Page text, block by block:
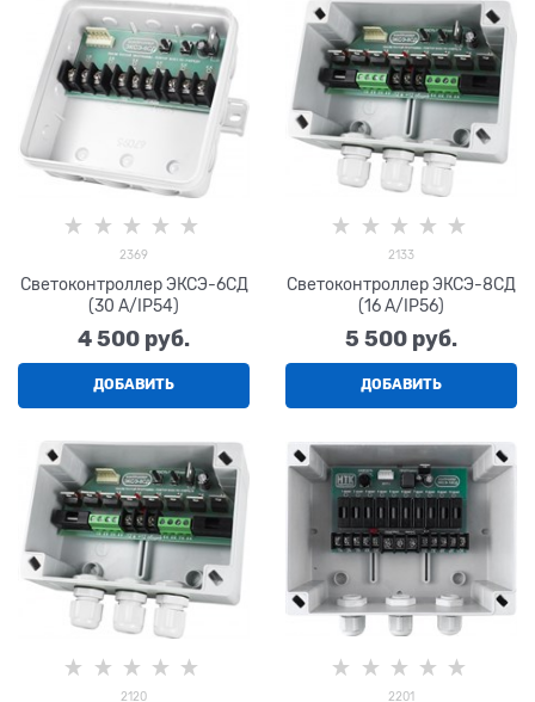
2369
Светоконтроллер ЭКСЭ-6СД
(30 А/IP54)
4 500 руб.
ДОБАВИТЬ
2133
Светоконтроллер ЭКСЭ-8СД
(16 А/IP56)
5 500 руб.
ДОБАВИТЬ
2120 2201